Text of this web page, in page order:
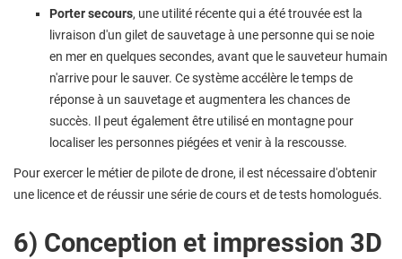
Porter secours, une utilité récente qui a été trouvée est la
livraison d'un gilet de sauvetage à une personne qui se noie
en mer en quelques secondes, avant que le sauveteur humain
n'arrive pour le sauver. Ce système accélère le temps de
réponse à un sauvetage et augmentera les chances de
succès. Il peut également être utilisé en montagne pour
localiser les personnes piégées et venir à la rescousse.
Pour exercer le métier de pilote de drone, il est nécessaire d'obtenir
une licence et de réussir une série de cours et de tests homologués.
6) Conception et impression 3D